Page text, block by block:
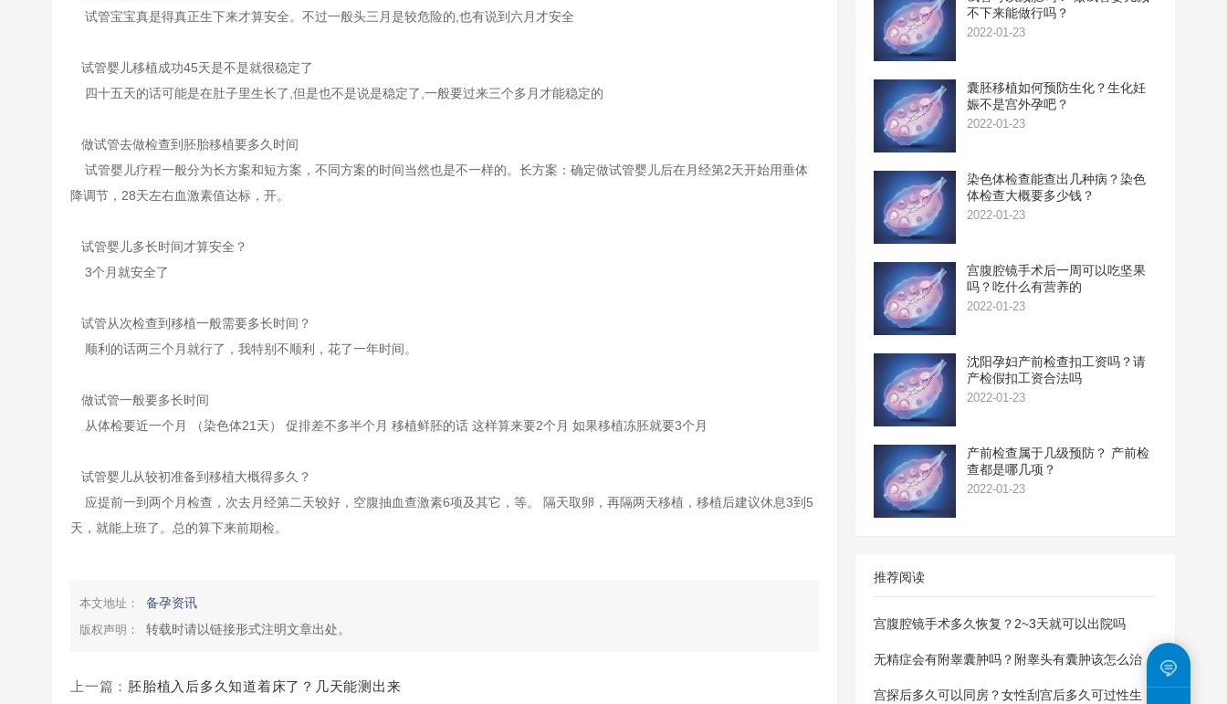
试管宝宝真是得真正生下来才算安全。不过一般头三月是较危险的,也有说到六月才安全
试管婴儿移植成功45天是不是就很稳定了
四十五天的话可能是在肚子里生长了,但是也不是说是稳定了,一般要过来三个多月才能稳定的
做试管去做检查到胚胎移植要多久时间
试管婴儿疗程一般分为长方案和短方案，不同方案的时间当然也是不一样的。长方案：确定做试管婴儿后在月经第2天开始用垂体
降调节，28天左右血激素值达标，开。
试管婴儿多长时间才算安全？
3个月就安全了
试管从次检查到移植一般需要多长时间？
顺利的话两三个月就行了，我特别不顺利，花了一年时间。
做试管一般要多长时间
从体检要近一个月 （染色体21天） 促排差不多半个月 移植鲜胚的话 这样算来要2个月 如果移植冻胚就要3个月
试管婴儿从较初准备到移植大概得多久？
应提前一到两个月检查，次去月经第二天较好，空腹抽血查激素6项及其它，等。 隔天取卵，再隔两天移植，移植后建议休息3到5
天，就能上班了。总的算下来前期检。
本文地址： 备孕资讯
版权声明： 转载时请以链接形式注明文章出处。
上一篇： 胚胎植入后多久知道着床了？几天能测出来
不下来能做行吗？
2022-01-23
囊胚移植如何预防生化？生化妊
娠不是宫外孕吧？
2022-01-23
染色体检查能查出几种病？染色
体检查大概要多少钱？
2022-01-23
宫腹腔镜手术后一周可以吃坚果
吗？吃什么有营养的
2022-01-23
沈阳孕妇产前检查扣工资吗？请
产检假扣工资合法吗
2022-01-23
产前检查属于几级预防？ 产前检
查都是哪几项？
2022-01-23
推荐阅读
宫腹腔镜手术多久恢复？2~3天就可以出院吗
无精症会有附睾囊肿吗？附睾头有囊肿该怎么治
宫探后多久可以同房？女性刮宫后多久可过性生